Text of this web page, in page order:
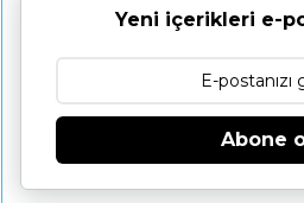
Yeni içerikleri e-
Abone